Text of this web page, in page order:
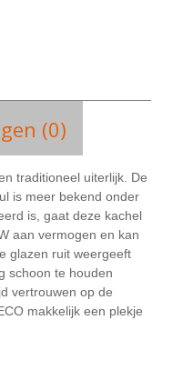
(0)
traditioneel uiterlijk. De
is meer bekend onder
is, gaat deze kachel
aan vermogen en kan
glazen ruit weergeeft
schoon te houden
vertrouwen op de
makkelijk een plekje